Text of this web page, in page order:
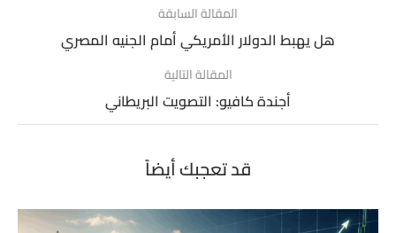
المقالة السابقة
هل يهبط الدولار الأمريكي أمام الجنيه المصري
المقالة التالية
أجندة كافيو: التصويت البريطاني
قد تعجبك أيضاً